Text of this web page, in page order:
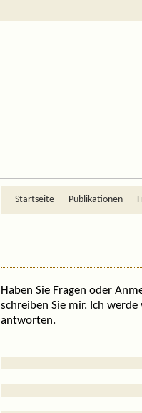
Startseite Publikationen
Haben Sie Fragen oder
schreiben Sie mir. Ich
antworten.